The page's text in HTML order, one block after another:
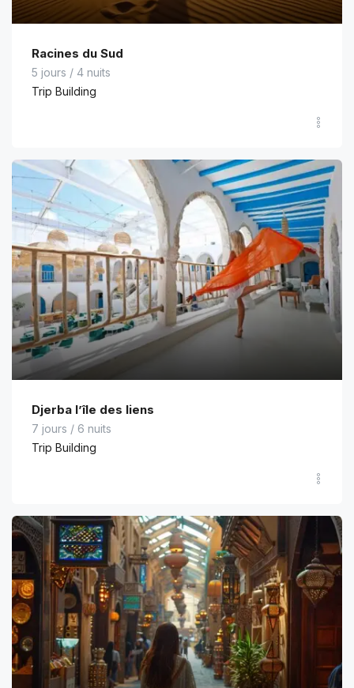
Racines du Sud
5 jours / 4 nuits
Trip Building
Djerba l’île des liens
7 jours / 6 nuits
Trip Building